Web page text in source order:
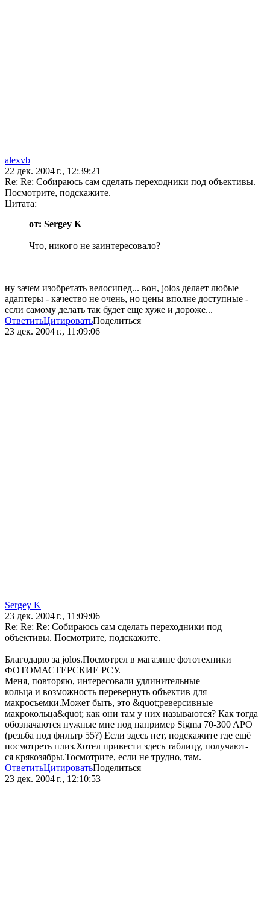
alexvb
22 дек. 2004 г., 12:39:21
Re: Re: Собираюсь сам сделать переходники под объективы.
Посмотрите, подскажите.
Цитата:
от: Sergey K
Что, никого не заинтересовало?
ну зачем изобретать велосипед... вон, jolos делает любые
адаптеры - качество не очень, но цены вполне доступные -
если самому делать так будет еще хуже и дороже...
ОтветитьЦитироватьПоделиться
23 дек. 2004 г., 11:09:06
Sergey K
23 дек. 2004 г., 11:09:06
Re: Re: Re: Собираюсь сам сделать переходники под
объективы. Посмотрите, подскажите.
Благодарю за jolos.Посмотрел в магазине фототехники
ФОТОМАСТЕРСКИЕ РСУ.
Меня, повторяю, интересовали удлинительные
кольца и возможность перевернуть объектив для
макросъемки.Может быть, это &quot;реверсивные
макрокольца&quot; как они там у них называются? Как тогда
обозначаются нужные мне под например Sigma 70-300 APO
(резьба под фильтр 55?) Если здесь нет, подскажите где ещё
посмотреть плиз.Хотел привести здесь таблицу, получают-
ся крякозябры.Тосмотрите, если не трудно, там.
ОтветитьЦитироватьПоделиться
23 дек. 2004 г., 12:10:53